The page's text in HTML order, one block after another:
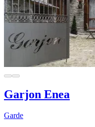
Garjon Enea
Garde